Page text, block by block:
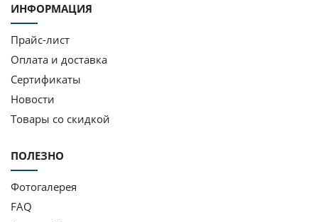
ИНФОРМАЦИЯ
Прайс-лист
Оплата и доставка
Сертификаты
Новости
Товары со скидкой
ПОЛЕЗНО
Фотогалерея
FAQ